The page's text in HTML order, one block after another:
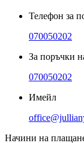
Телефон за
070050202
За поръчки
070050202
Имейл
Начини на